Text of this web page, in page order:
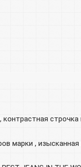
марки ,